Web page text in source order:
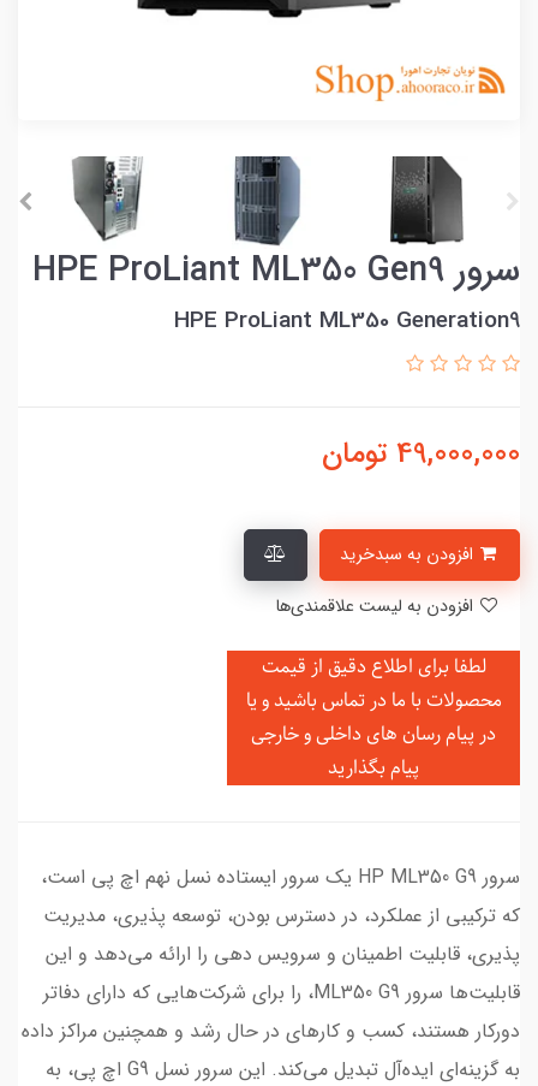
سرور HPE ProLiant ML350 Gen9
HPE ProLiant ML350 Generation9
49,000,000 تومان
لطفا برای اطلاع دقیق از قیمت
محصولات با ما در تماس باشید و یا
در پیام رسان های داخلی و خارجی
پیام بگذارید
سرور HP ML350 G9 یک سرور ایستاده نسل نهم اچ پی است،
که ترکیبی از عملکرد، در دسترس بودن، توسعه پذیری، مدیریت
پذیری، قابلیت اطمینان و سرویس دهی را ارائه می‌دهد و این
قابلیت‌ها سرور ML350 G9، را برای شرکت‌هایی که دارای دفاتر
دورکار هستند، کسب و کارهای در حال رشد و همچنین مراکز داده
به گزینه‌ای ایده‌آل تبدیل می‌کند. این سرور نسل G9 اچ پی، به